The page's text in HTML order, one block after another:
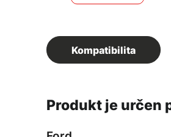
Kompatibilita
Produkt je určen